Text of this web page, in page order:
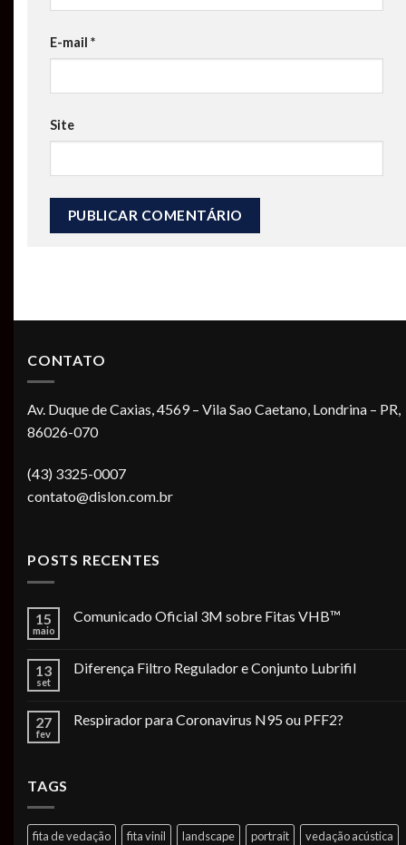
E-mail *
Site
CONTATO
Av. Duque de Caxias, 4569 – Vila Sao Caetano, Londrina – PR,
86026-070
(43) 3325-0007
contato@dislon.com.br
POSTS RECENTES
15
maio
Comunicado Oficial 3M sobre Fitas VHB™
13
set
Diferença Filtro Regulador e Conjunto Lubrifil
27
fev
Respirador para Coronavirus N95 ou PFF2?
TAGS
fita de vedação fita vinil landscape portrait
vedação acústica